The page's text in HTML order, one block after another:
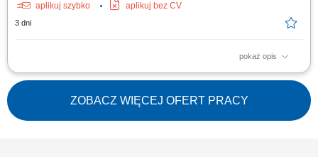
aplikuj szybko
aplikuj bez CV
3 dni
pokaż opis
Profesjonalne prowadzenie firmowych mediów społecznościowych –
tworzenie angażujących treści, rolek, zdjęć i materiałów wideo,
budowanie wizerunku marki oraz wspieranie sprzedaży poprzez social
media;Prowadzenie prezentacji urządzeń oraz szkoleń dla gabinetów
kosmetycznych i klinik...
ZOBACZ WIĘCEJ OFERT PRACY